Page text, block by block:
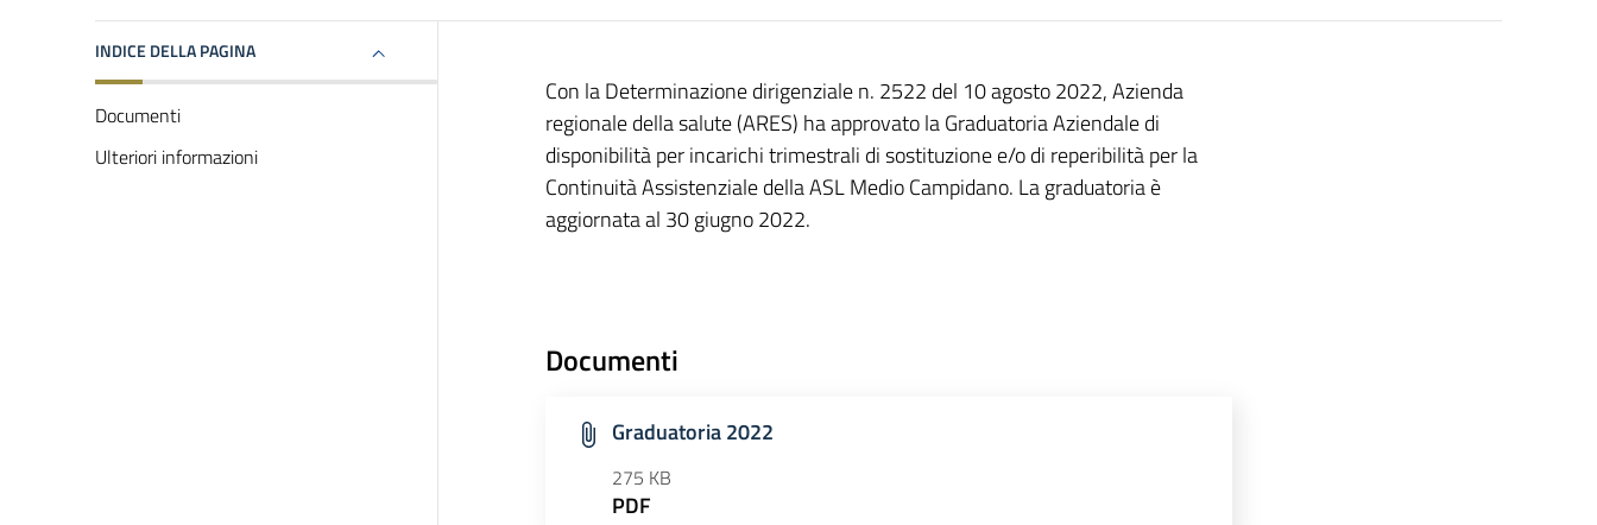
INDICE DELLA PAGINA
Documenti
Ulteriori informazioni
Con la Determinazione dirigenziale n. 2522 del 10 agosto 2022, Azienda
regionale della salute (ARES) ha approvato la Graduatoria Aziendale di
disponibilità per incarichi trimestrali di sostituzione e/o di reperibilità per la
Continuità Assistenziale della ASL Medio Campidano. La graduatoria è
aggiornata al 30 giugno 2022.
Documenti
Graduatoria 2022
275 KB
PDF